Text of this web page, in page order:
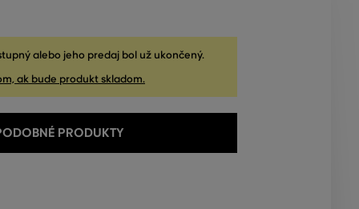
alebo jeho predaj bol už ukončený.
ak bude produkt skladom.
PRODUKTY